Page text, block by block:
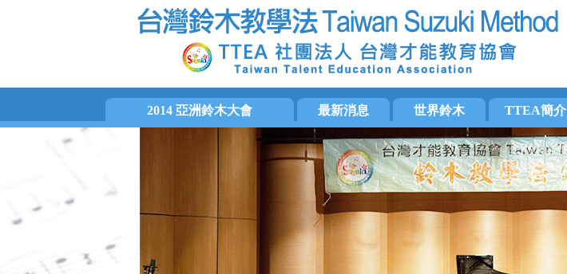
2014 亞洲鈴木大會 最新消息
國際訊息
音樂活動
檢定訊息
教師培訓
會務消息
世界鈴木
國際鈴木協會(ISA)
美洲鈴木協會(SAA)
歐洲鈴木協會(ESA)
泛太平洋鈴木協會(PPSA)
TTEA簡介
鈴木教學法
宗旨目標
協會大事紀